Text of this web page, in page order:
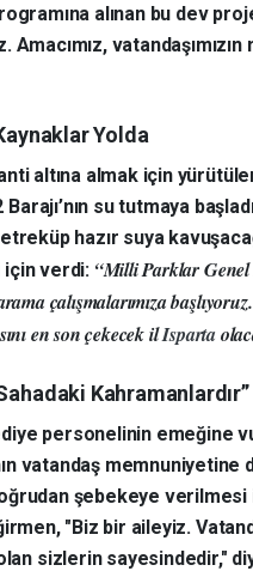
alınan bu dev
Yolda
altına almak için
su tutmaya
hazır suya
için verdi: “Milli Parklar Genel
çalışmalarımıza
en son çekecek ilIsparta
Kahramanlardır”
personelinin emeğine
vatandaş memnuniyetine
şebekeye
"Biz bir aileyiz.
sizlerin sayesindedir,"